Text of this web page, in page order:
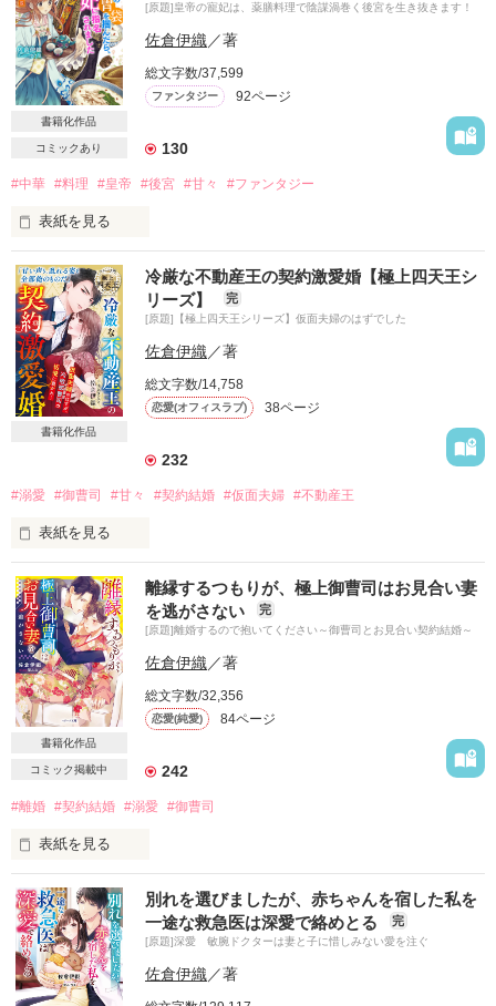
こちらは試し読みです。
作品を読む
わずかな時間しか自由を許されない私に
差しだされた手は温かくて…。
「どこにも行くな。勝手に逃げるな。
……好きなんだ、お前が」
電撃的で、ちょっと強引で…
私の運命を変えていく。
ＦＪＡ航空 パイロット×航空整備士
2023.01　ベリーズ文庫として書籍化
こちらは試し読みです
書籍化作品
コミックあり
[原題]皇帝の寵妃は、薬膳料理で陰謀渦巻く後宮を生き抜きます！
佐倉伊織／著
総文字数/37,599
ファンタジー 92ページ
130
#中華 #料理 #皇帝 #後宮 #甘々 #ファンタジー
表紙を見る
「玄峰、彼女が震えている。その強面顔はしまえ！」
「できるか！」
「劉伶さま、女性に気軽に触れてはいけません！」
「どうしてだ、博文」
辺境の地で天涯孤独の朱麗華は、眉目秀麗な三人の男と出会っ
た。
麗華に薬膳料理の知識があると知ると、
彼らが去ったあと後宮入りすることになった麗華。
薬膳料理の知識を使って
陰謀渦巻く後宮を生き抜いてみせます！
2019.06.21
作品を読む
書籍化作品
冷厳な不動産王の契約激愛婚【極上四天王シ
リーズ】
完
[原題]【極上四天王シリーズ】仮面夫婦のはずでした
佐倉伊織／著
総文字数/14,758
恋愛(オフィスラブ) 38ページ
232
#溺愛 #御曹司 #甘々 #契約結婚 #仮面夫婦 #不動産王
表紙を見る
若くしてその手腕を評価され
不動産王と名高い御曹司からのいきなりのプロポーズ。
訳ありの契約結婚をした私たちに
愛などないはずなのに……。
「お前は俺のものだ。
煽った責任はとるよな、もちろん」
独占欲をむき出しにする彼は、
＼ベリーズ文庫【極上四天王シリーズ】／
こちらは試し読みです。
書籍化作品
コミック掲載中
離縁するつもりが、極上御曹司はお見合い妻
を逃がさない
完
[原題]離婚するので抱いてください～御曹司とお見合い契約結婚～
佐倉伊織／著
総文字数/32,356
恋愛(純愛) 84ページ
242
#離婚 #契約結婚 #溺愛 #御曹司
表紙を見る
お見合いの代役を見抜いた彼は
期限付きの契約結婚を提案してきて…。
離婚へのカウントダウンが始まったのに
優しい彼に心が揺らぐ。
別れを選びましたが、赤ちゃんを宿した私を
一途な救急医は深愛で絡めとる
完
[原題]深愛 敏腕ドクターは妻と子に惜しみない愛を注ぐ
佐倉伊織／著